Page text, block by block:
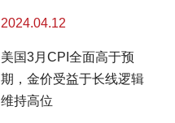
2024.04.12
美国3月CPI全面高于预
期，金价受益于长线逻辑
维持高位